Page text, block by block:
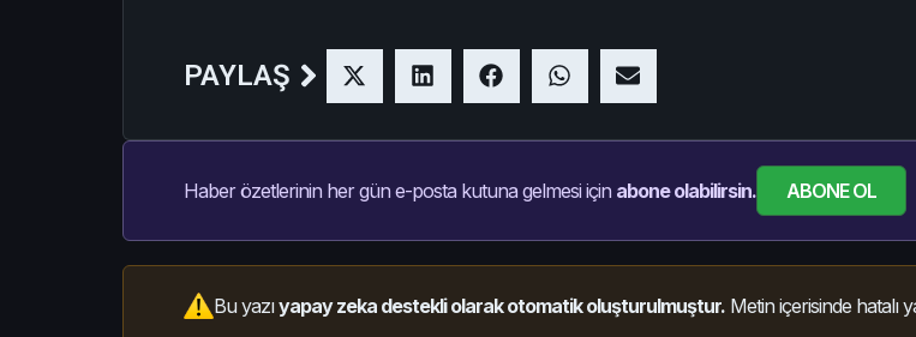
PAYLAŞ
Haber özetlerinin her gün e-posta kutuna gelmesi için abone olabilirsin. ABONE OL
Bu yazıyapay zeka destekli olarak otomatik oluşturulmuştur. Metin içerisinde hatalı